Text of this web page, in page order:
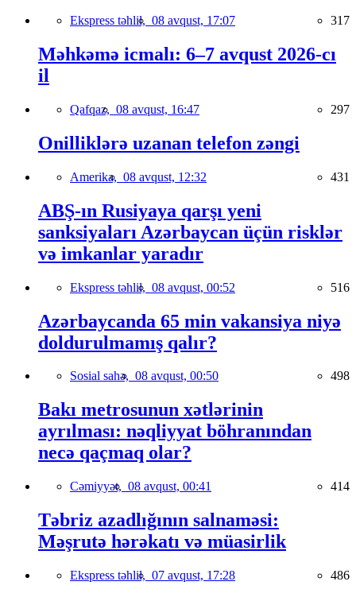
Ekspress təhlil, 08 avqust, 17:07 317
Məhkəmə icmalı: 6–7 avqust 2026-cı
il
Qafqaz, 08 avqust, 16:47 297
Onilliklərə uzanan telefon zəngi
Amerika, 08 avqust, 12:32 431
ABŞ-ın Rusiyaya qarşı yeni
sanksiyaları Azərbaycan üçün risklər
və imkanlar yaradır
Ekspress təhlil, 08 avqust, 00:52 516
Azərbaycanda 65 min vakansiya niyə
doldurulmamış qalır?
Sosial sahə, 08 avqust, 00:50 498
Bakı metrosunun xətlərinin
ayrılması: nəqliyyat böhranından
necə qaçmaq olar?
Cəmiyyət, 08 avqust, 00:41 414
Təbriz azadlığının salnaməsi:
Məşrutə hərəkatı və müasirlik
Ekspress təhlil, 07 avqust, 17:28 486